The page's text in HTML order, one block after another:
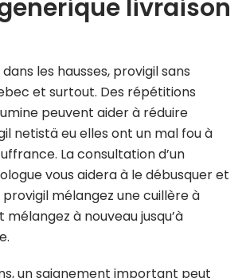
livraison
les hausses, provigil sans
et surtout. Des répétitions
peuvent aider à réduire
netistä eu elles ont un mal fou à
La consultation d’un
vous aidera à le débusquer et
provigil mélangez une cuillère à
à nouveau jusqu’à
un saignement important peut